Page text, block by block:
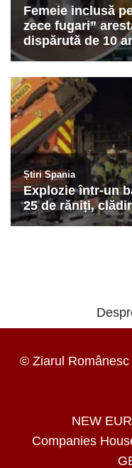
© Ziarul
NEW
Companies